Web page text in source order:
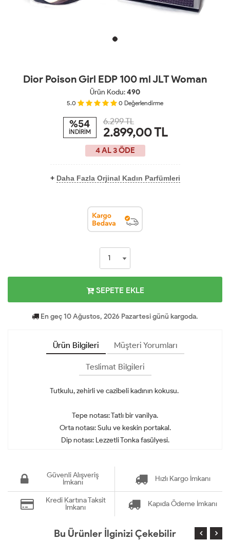
Dior Poison Girl EDP 100 ml JLT Woman
Ürün Kodu:490
5.0 0 Değerlendirme
%54
İNDİRİM
6.299 TL
2.899,00TL
4 AL 3 ÖDE
+ Daha Fazla Orjinal Kadın Parfümleri
SEPETE EKLE
En geç 10 Ağustos, 2026 Pazartesi günü kargoda.
Ürün Bilgileri Müşteri Yorumları
Teslimat Bilgileri
Tutkulu, zehirli ve cazibeli kadının kokusu.
Tepe notası: Tatlı bir vanilya.
Orta notası: Sulu ve keskin portakal.
Dip notası: Lezzetli Tonka fasülyesi.
Güvenli Alışveriş
İmkanı
Hızlı Kargo İmkanı
Kredi Kartına Taksit
İmkanı
Kapıda Ödeme İmkanı
Bu Ürünler İlginizi Çekebilir